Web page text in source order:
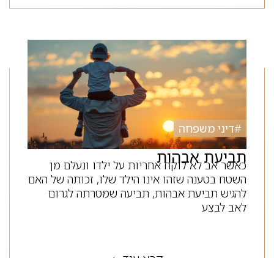
#דיני משפחה
תביעת אבהות
כאשר אב לא לוקח אחריות על ילדו ונעלם מן
השטח בטענה שזהו אינו הילד שלו, זכותה של האם
להגיש תביעת אבהות, תביעה שמטרתה לגרום
לאב לבצע